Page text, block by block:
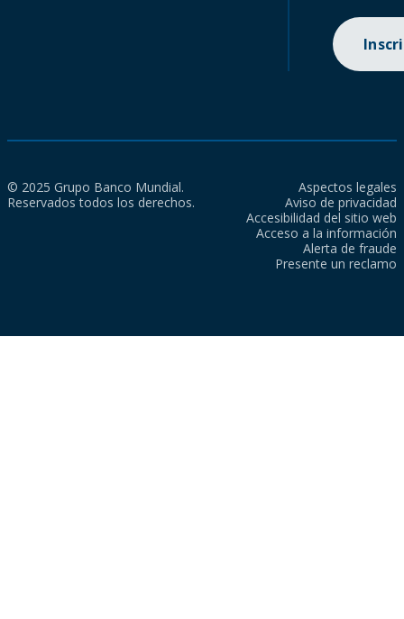
© 2025 Grupo Banco Mundial.
Reservados todos los derechos.
Aspectos legales
Aviso de privacidad
Accesibilidad del sitio web
Acceso a la información
Alerta de fraude
Presente un reclamo